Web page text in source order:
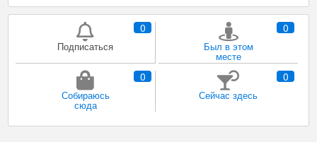
0
Подписаться
0
Был в этом
месте
0
Собираюсь
сюда
0
Сейчас здесь